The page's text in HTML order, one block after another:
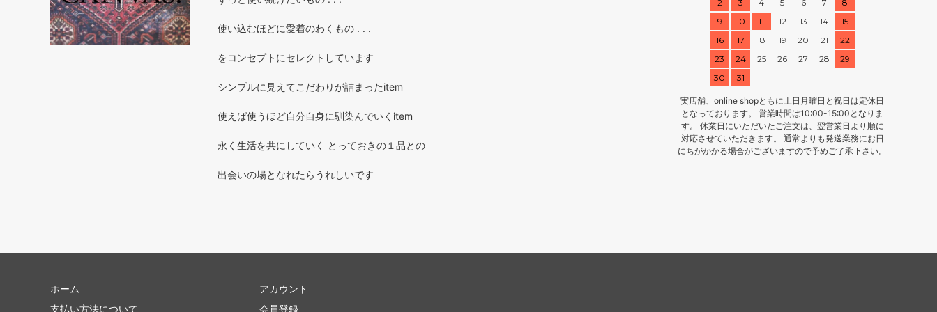
使い込むほどに愛着のわくもの . . .
をコンセプトにセレクトしています
シンプルに見えてこだわりが詰まったitem
使えば使うほど自分自身に馴染んでいくitem
永く生活を共にしていく とっておきの１品との
出会いの場となれたらうれしいです
2
3 4 5 6 7
8
9
10 11 12 13 14
15
16
17 18 19 20 21
22
23
24 25 26 27 28
29
30
31
実店舗、online shopともに土日月曜日と祝日は定休日
となっております。 営業時間は10:00-15:00となりま
す。 休業日にいただいたご注文は、翌営業日より順に
対応させていただきます。 通常よりも発送業務にお日
にちがかかる場合がございますので予めご了承下さい。
ホーム
支払い方法について
アカウント
会員登録